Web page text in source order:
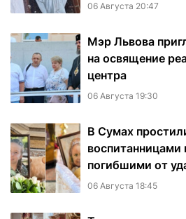
06 Августа 20:47
Мэр Львова
на освящение
центра
06 Августа 19:30
В Сумах
погибшими от
06 Августа 18:45